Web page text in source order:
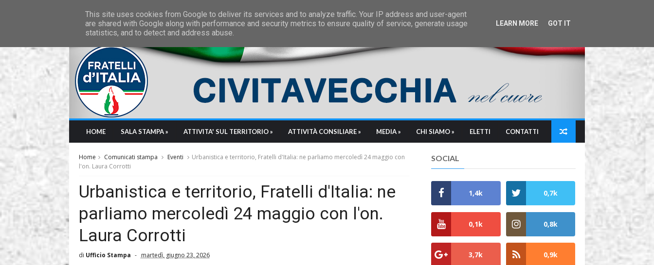
Friday, August 7 2026
HOME SALA STAMPA » ATTIVITA' SUL TERRITORIO » ATTIVITÀ CONSILIARE » MEDIA » CHI SIAMO » ELETTI CONTATTI
Home Comunicati stampa Eventi
Urbanistica e territorio, Fratelli d'Italia: ne parliamo mercoledì 24 maggio con
l'on. Laura Corrotti
Urbanistica e territorio, Fratelli d'Italia: ne
parliamo mercoledì 24 maggio con l'on.
Laura Corrotti
di Ufficio Stampa martedì, giugno 23, 2026
SOCIAL
1,4k 0,7k
0,1k 0,8k
3,7k 0,9k
This site uses cookies from Google to deliver its services and to analyze traffic. Your IP address and user-agent
are shared with Google along with performance and security metrics to ensure quality of service, generate usage
statistics, and to detect and address abuse.
LEARN MORE GOT IT